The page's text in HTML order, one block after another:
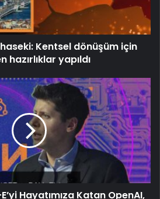
Kentsel dönüşüm için
hazırlıklar yapıldı
Hayatımıza Katan OpenAI,